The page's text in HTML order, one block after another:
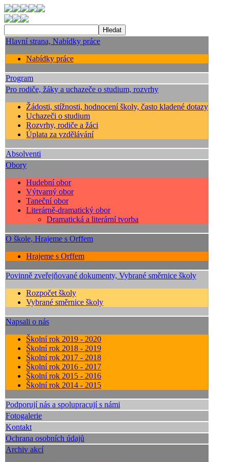
Hlavní strana, Nabídky práce
Nabídky práce
Program
Pro rodiče, žáky a uchazeče o studium, rozvrhy
Žádosti, stížnosti, hodnocení školy, často kladené dotazy
Uchazeči o studium
Rozvrhy, rodiče a žáci
Úplata za vzdělávání
Absolventi
Obory
Hudební obor
Výtvarný obor
Taneční obor
Literárně-dramatický obor
Dramatická a literární tvorba
O škole, Hrajeme s Orffem
Hrajeme s Orffem
Povinně zveřejňované dokumenty, Vybrané směrnice školy
Rozpočet školy
Vybrané směrnice školy
Napsali o nás
Školní rok 2019 - 2020
Školní rok 2018 - 2019
Školní rok 2017 - 2018
Školní rok 2016 - 2017
Školní rok 2015 - 2016
Školní rok 2014 - 2015
Podporují nás a spolupracují s námi
Fotogalerie
Kontakt
Ochrana osobních údajů
Archiv akcí